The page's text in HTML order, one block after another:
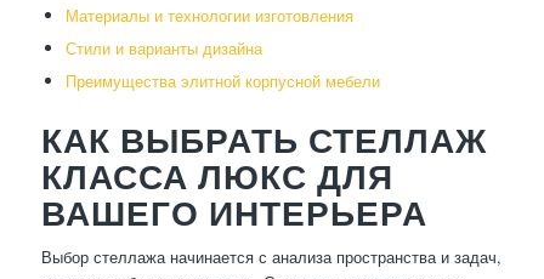
Материалы и технологии изготовления
Стили и варианты дизайна
Преимущества элитной корпусной мебели
КАК ВЫБРАТЬ СТЕЛЛАЖ
КЛАССА ЛЮКС ДЛЯ
ВАШЕГО ИНТЕРЬЕРА
Выбор стеллажа начинается с анализа пространства и задач,